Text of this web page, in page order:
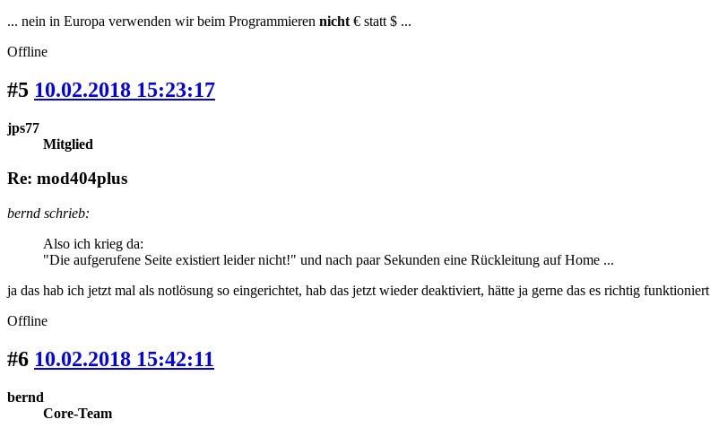
... nein in Europa verwenden wir beim Programmieren nicht € statt $ ...
Offline
#5 10.02.2018 15:23:17
jps77
Mitglied
Re: mod404plus
bernd schrieb:
Also ich krieg da:
"Die aufgerufene Seite existiert leider nicht!" und nach paar Sekunden eine Rückleitung auf Home ...
ja das hab ich jetzt mal als notlösung so eingerichtet, hab das jetzt wieder deaktiviert, hätte ja gerne das es richtig funktioniert
Offline
#6 10.02.2018 15:42:11
bernd
Core-Team